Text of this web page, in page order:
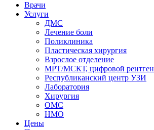
Врачи
Услуги
ДМС
Лечение боли
Поликлиника
Пластическая хирургия
Взрослое отделение
МРТ/МСКТ, цифровой рентген
Республиканский центр УЗИ
Лаборатория
Хирургия
ОМС
НМО
Цены